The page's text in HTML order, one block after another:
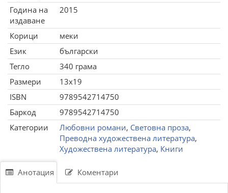
Година на
издаване
2015
Корици
меки
Език
български
Тегло
340 грама
Размери
13x19
ISBN
9789542714750
Баркод
9789542714750
Категории
Любовни романи, Световна проза,
Преводна художествена литература,
Художествена литература, Книги
Анотация Коментари